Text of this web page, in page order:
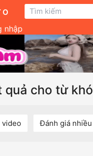
nhập
quả cho từ
video Đánh giá nhiều